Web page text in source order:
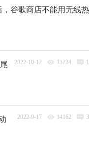
谷歌商店不能用无线热
2022-10-17 13734 1
2022-9-17 14162 3